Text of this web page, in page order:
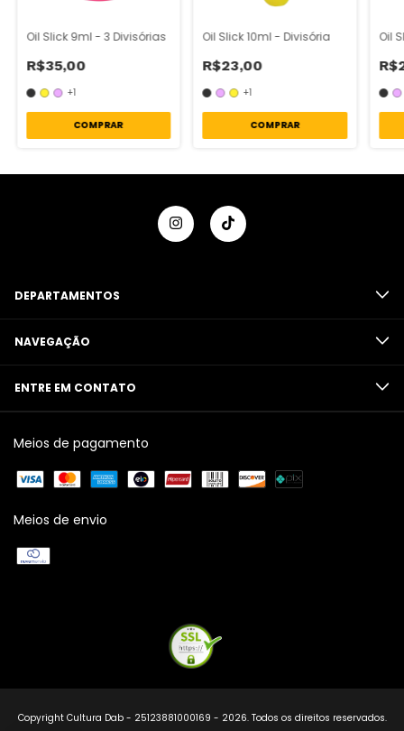
Oil Slick 9ml - 3 Divisórias
R$35,00
+1
COMPRAR
Oil Slick 10ml - Divisória
R$23,00
+1
COMPRAR
Oil
DEPARTAMENTOS
NAVEGAÇÃO
ENTRE EM CONTATO
Meios de pagamento
Meios de envio
Copyright Cultura Dab - 25123881000169 - 2026. Todos os direitos reservados.